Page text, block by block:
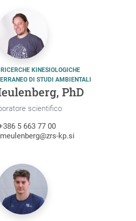
KINESIOLOGICHE
DI STUDI AMBIENTALI
PhD
scientifico
5 663 77 00
kp.si